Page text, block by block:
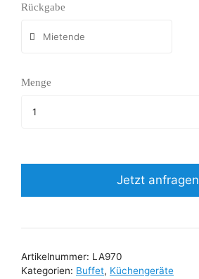
Rückgabe
Menge
Jetzt anfragen
Artikelnummer: LA970
Kategorien: Buffet, Küchengeräte